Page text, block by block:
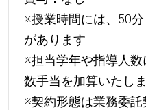
※授業時間には、50
があります
※担当学年や指導人
数手当を加算いたし
※契約形態は業務委託